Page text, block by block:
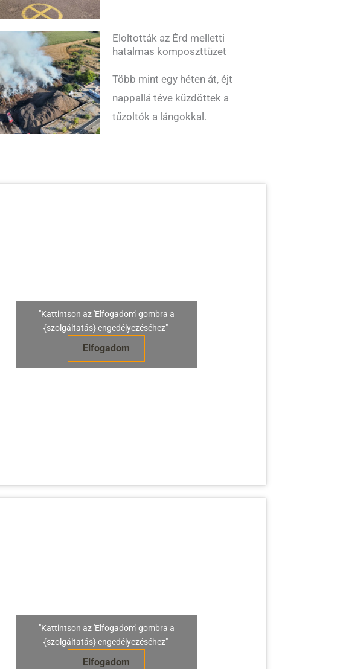
Eloltották az Érd melletti
hatalmas komposzttüzet
Több mint egy héten át, éjt
nappallá téve küzdöttek a
tűzoltók a lángokkal.
"Kattintson az 'Elfogadom' gombra a
{szolgáltatás} engedélyezéséhez"
Elfogadom
"Kattintson az 'Elfogadom' gombra a
{szolgáltatás} engedélyezéséhez"
Elfogadom